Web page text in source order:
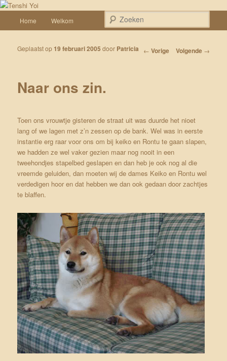
Spring naar de primaire inhoud
Tenshi Yoi
Een weblog over onze Shiba’s (Keiko, Rontu, Miyuki, Tatsu en Yumi)
Home Welkom
Bericht navigatie
← Vorige Volgende →
Naar ons zin.
Geplaatst op 19 februari 2005 door Patricia
Toen ons vrouwtje gisteren de straat uit was duurde het nioet
lang of we lagen met z’n zessen op de bank. Wel was in eerste
instantie erg raar voor ons om bij keiko en Rontu te gaan slapen,
we hadden ze wel vaker gezien maar nog nooit in een
tweehondjes stapelbed geslapen en dan heb je ook nog al die
vreemde geluiden, dan moeten wij de dames Keiko en Rontu wel
verdedigen hoor en dat hebben we dan ook gedaan door zachtjes
te blaffen.